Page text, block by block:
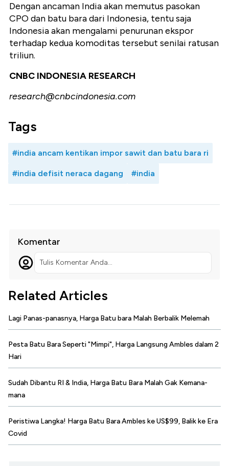
Dengan ancaman India akan memutus pasokan
CPO dan batu bara dari Indonesia, tentu saja
Indonesia akan mengalami penurunan ekspor
terhadap kedua komoditas tersebut senilai ratusan
triliun.
CNBC INDONESIA RESEARCH
research@cnbcindonesia.com
Tags
#india ancam kentikan impor sawit dan batu bara ri
#india defisit neraca dagang #india
Komentar
Tulis Komentar Anda...
Related Articles
Lagi Panas-panasnya, Harga Batu bara Malah Berbalik Melemah
Pesta Batu Bara Seperti "Mimpi", Harga Langsung Ambles dalam 2
Hari
Sudah Dibantu RI & India, Harga Batu Bara Malah Gak Kemana-
mana
Peristiwa Langka! Harga Batu Bara Ambles ke US$99, Balik ke Era
Covid